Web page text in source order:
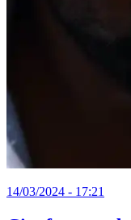
14/03/2024 - 17:21